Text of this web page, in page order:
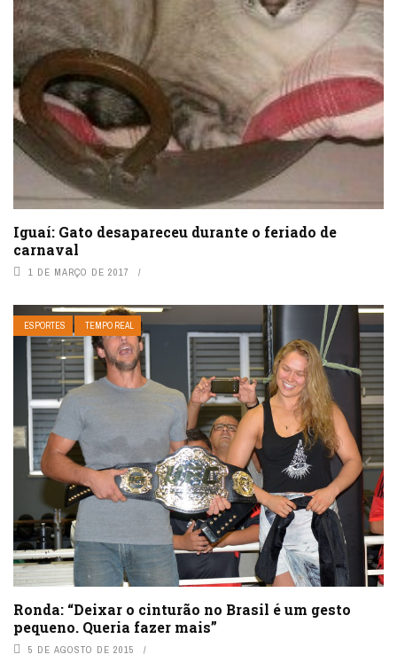
Iguaí: Gato desapareceu durante o feriado de
carnaval
1 DE MARÇO DE 2017
ESPORTES TEMPO REAL
Ronda: “Deixar o cinturão no Brasil é um gesto
pequeno. Queria fazer mais”
5 DE AGOSTO DE 2015